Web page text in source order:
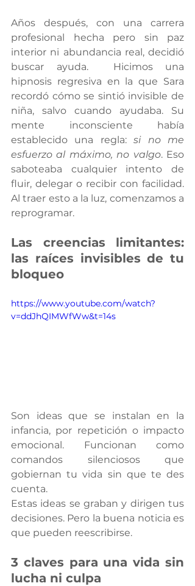
Años después, con una carrera
profesional hecha pero sin paz
interior ni abundancia real, decidió
buscar ayuda.  Hicimos una
hipnosis regresiva en la que Sara
recordó cómo se sintió invisible de
niña, salvo cuando ayudaba. Su
mente inconsciente había
establecido una regla: si no me
esfuerzo al máximo, no valgo. Eso
saboteaba cualquier intento de
fluir, delegar o recibir con facilidad.
Al traer esto a la luz, comenzamos a
reprogramar.
Las creencias limitantes:
las raíces invisibles de tu
bloqueo
https://www.youtube.com/watch?
v=ddJhQIMWfWw&t=14s
Son ideas que se instalan en la
infancia, por repetición o impacto
emocional. Funcionan como
comandos silenciosos que
gobiernan tu vida sin que te des
cuenta.
Estas ideas se graban y dirigen tus
decisiones. Pero la buena noticia es
que pueden reescribirse.
3 claves para una vida sin
lucha ni culpa